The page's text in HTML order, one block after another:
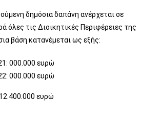
δημόσια δαπάνη ανέρχεται σε
όλες τις Διοικητικές Περιφέρειες της
βάση κατανέμεται ως εξής:
000.000 ευρώ
000.000 ευρώ
ευρώ